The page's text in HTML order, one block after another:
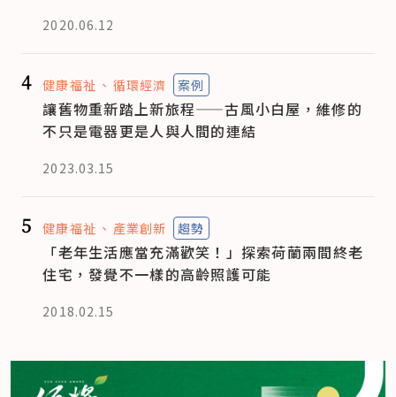
2020.06.12
4 健康福祉 循環經濟 案例
讓舊物重新踏上新旅程——古風小白屋，維修的
不只是電器更是人與人間的連結
2023.03.15
5 健康福祉 產業創新 趨勢
「老年生活應當充滿歡笑！」探索荷蘭兩間終老
住宅，發覺不一樣的高齡照護可能
2018.02.15